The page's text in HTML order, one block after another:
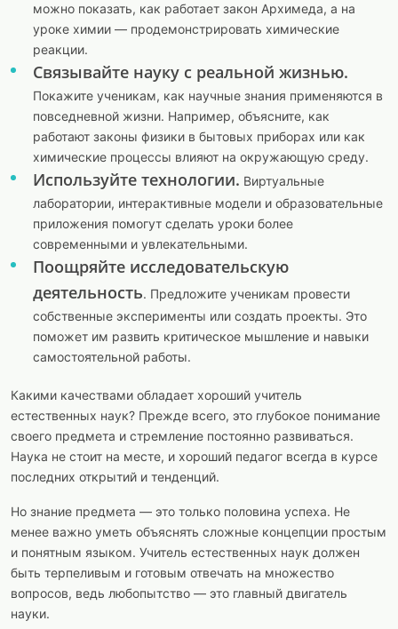
можно показать, как работает закон Архимеда, а на
уроке химии — продемонстрировать химические
реакции.
Связывайте науку с реальной жизнью.
Покажите ученикам, как научные знания применяются в
повседневной жизни. Например, объясните, как
работают законы физики в бытовых приборах или как
химические процессы влияют на окружающую среду.
Используйте технологии. Виртуальные
лаборатории, интерактивные модели и образовательные
приложения помогут сделать уроки более
современными и увлекательными.
Поощряйте исследовательскую
деятельность. Предложите ученикам провести
собственные эксперименты или создать проекты. Это
поможет им развить критическое мышление и навыки
самостоятельной работы.
Какими качествами обладает хороший учитель
естественных наук? Прежде всего, это глубокое понимание
своего предмета и стремление постоянно развиваться.
Наука не стоит на месте, и хороший педагог всегда в курсе
последних открытий и тенденций.
Но знание предмета — это только половина успеха. Не
менее важно уметь объяснять сложные концепции простым
и понятным языком. Учитель естественных наук должен
быть терпеливым и готовым отвечать на множество
вопросов, ведь любопытство — это главный двигатель
науки.